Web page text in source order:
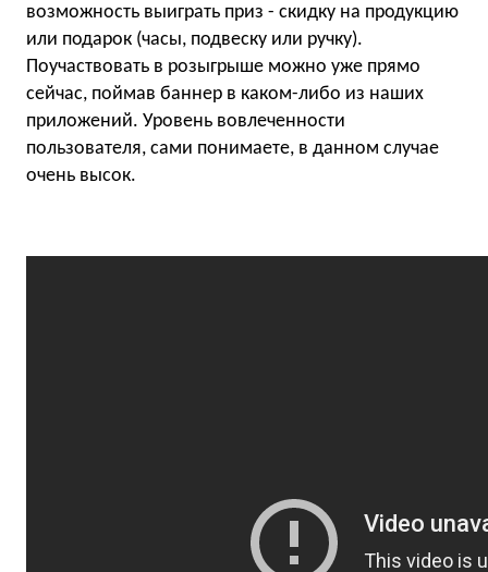
возможность выиграть приз - скидку на продукцию
или подарок (часы, подвеску или ручку).
Поучаствовать в розыгрыше можно уже прямо
сейчас, поймав баннер в каком-либо из наших
приложений. Уровень вовлеченности
пользователя, сами понимаете, в данном случае
очень высок.